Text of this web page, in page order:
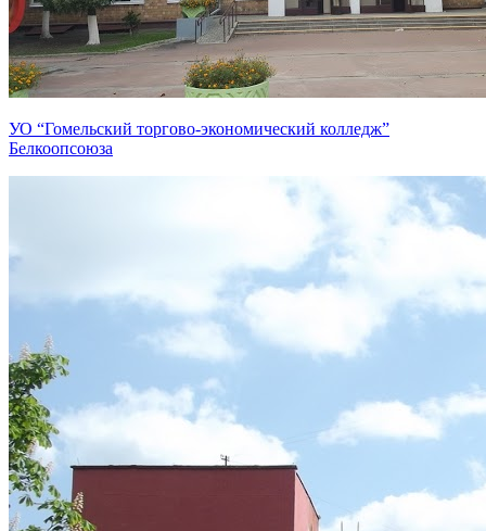
УО “Гомельский торгово-экономический колледж”
Белкоопсоюза